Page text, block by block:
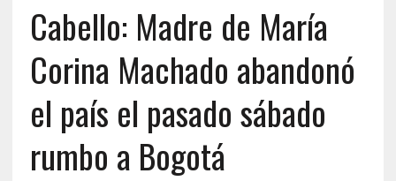
Cabello: Madre de María
Corina Machado abandonó
el país el pasado sábado
rumbo a Bogotá